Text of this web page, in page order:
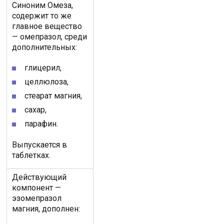
Синоним Омеза,
содержит то же
главное вещество
— омепразол, среди
дополнительных:
глицерил,
целлюлоза,
стеарат магния,
сахар,
парафин.
Выпускается в
таблетках.
Действующий
компонент —
эзомепразол
магния, дополнен: